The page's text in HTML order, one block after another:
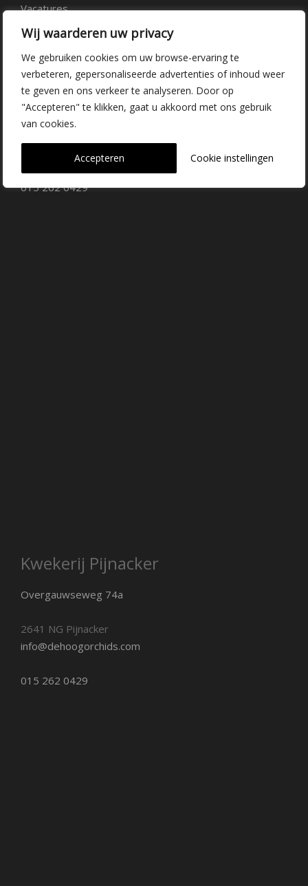
Wij waarderen uw privacy
We gebruiken cookies om uw browse-ervaring te
verbeteren, gepersonaliseerde advertenties of inhoud weer
te geven en ons verkeer te analyseren. Door op
"Accepteren" te klikken, gaat u akkoord met ons gebruik
van cookies.
Cookie instellingen
Accepteren
Vacatures
Contact
Kwekerij Delfgauw
Vrederustlaan 10
info@dehoogorchids.com
015 262 0429
Kwekerij Pijnacker
Overgauwseweg 74a
2641 NG Pijnacker
info@dehoogorchids.com
015 262 0429